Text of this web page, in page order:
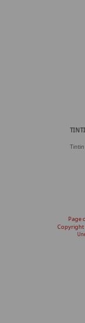
Tintin
Page
Copyright